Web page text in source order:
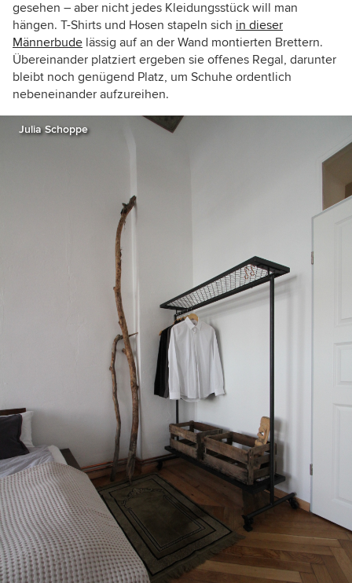
gesehen – aber nicht jedes Kleidungsstück will man
hängen. T-Shirts und Hosen stapeln sich in dieser
Männerbude lässig auf an der Wand montierten Brettern.
Übereinander platziert ergeben sie offenes Regal, darunter
bleibt noch genügend Platz, um Schuhe ordentlich
nebeneinander aufzureihen.
Julia Schoppe